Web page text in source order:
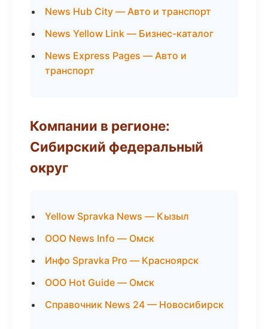
News Hub City — Авто и транспорт
News Yellow Link — Бизнес-каталог
News Express Pages — Авто и
транспорт
Компании в регионе:
Сибирский федеральный
округ
Yellow Spravka News — Кызыл
ООО News Info — Омск
Инфо Spravka Pro — Красноярск
ООО Hot Guide — Омск
Справочник News 24 — Новосибирск